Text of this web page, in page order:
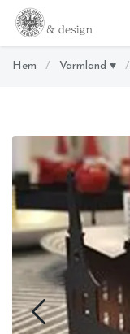
Hem / Värmland ♥ /